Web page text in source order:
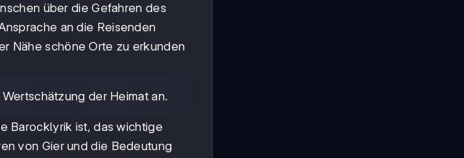
über die Gefahren des
an die Reisenden
Nähe schöne Orte zu erkunden
der Heimat an.
Barocklyrik ist, das wichtige
von Gier und die Bedeutung